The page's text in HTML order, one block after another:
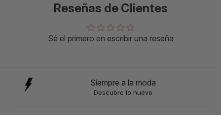
Reseñas de Clientes
Sé el primero en escribir una reseña
Siempre a la moda
Descubre lo nuevo